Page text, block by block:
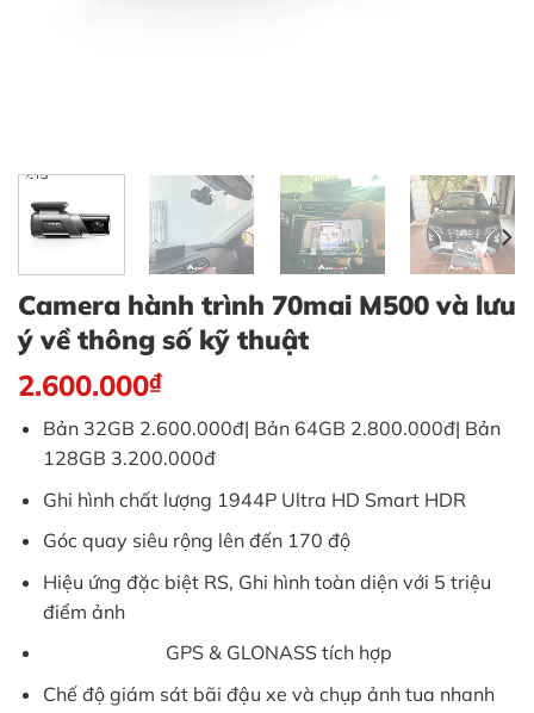
Camera hành trình 70mai M500 và lưu
ý về thông số kỹ thuật
2.600.000₫
Bản 32GB 2.600.000đ| Bản 64GB 2.800.000đ| Bản
128GB 3.200.000đ
Ghi hình chất lượng 1944P Ultra HD Smart HDR
Góc quay siêu rộng lên đến 170 độ
Hiệu ứng đặc biệt RS, Ghi hình toàn diện với 5 triệu
điểm ảnh
GPS & GLONASS tích hợp
Chế độ giám sát bãi đậu xe và chụp ảnh tua nhanh